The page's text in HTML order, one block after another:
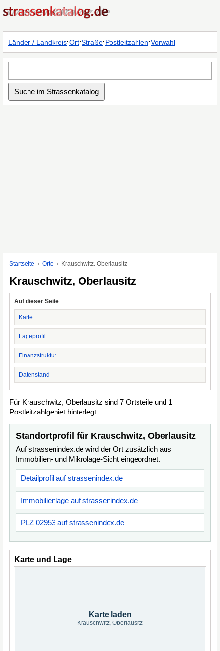
Länder / Landkreis·Ort·Straße·Postleitzahlen·Vorwahl
Startseite Orte Krauschwitz, Oberlausitz
Krauschwitz, Oberlausitz
Auf dieser Seite
Karte
Lageprofil
Finanzstruktur
Datenstand
Für Krauschwitz, Oberlausitz sind 7 Ortsteile und 1
Postleitzahlgebiet hinterlegt.
Standortprofil für Krauschwitz, Oberlausitz
Auf strassenindex.de wird der Ort zusätzlich aus
Immobilien- und Mikrolage-Sicht eingeordnet.
Detailprofil auf strassenindex.de
Immobilienlage auf strassenindex.de
PLZ 02953 auf strassenindex.de
Karte und Lage
Karte laden
Krauschwitz, Oberlausitz